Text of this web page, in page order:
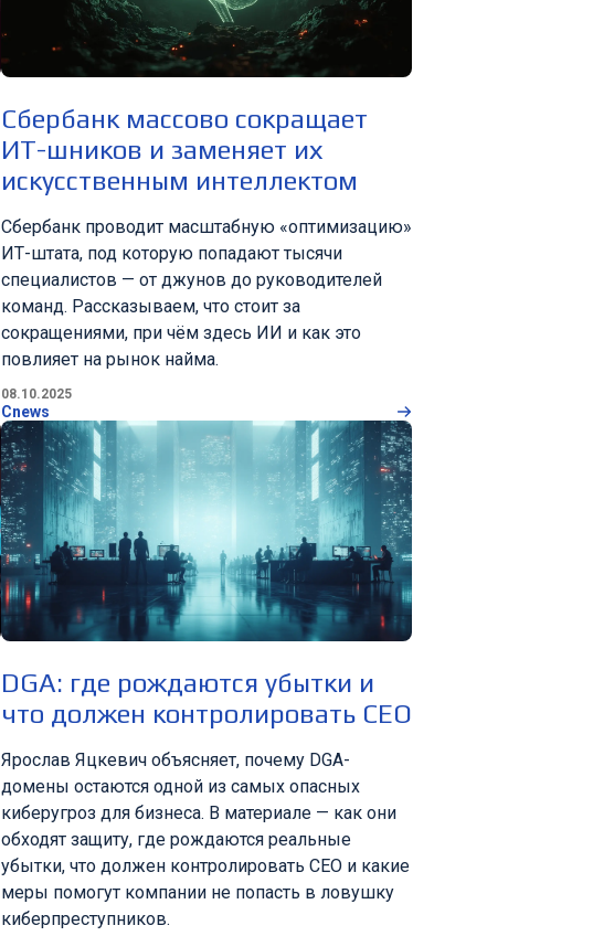
Сбербанк массово сокращает
ИТ-шников и заменяет их
искусственным интеллектом
Сбербанк проводит масштабную «оптимизацию»
ИТ-штата, под которую попадают тысячи
специалистов — от джунов до руководителей
команд. Рассказываем, что стоит за
сокращениями, при чём здесь ИИ и как это
повлияет на рынок найма.
08.10.2025
Cnews
DGA: где рождаются убытки и
что должен контролировать CEO
Ярослав Яцкевич объясняет, почему DGA-
домены остаются одной из самых опасных
киберугроз для бизнеса. В материале — как они
обходят защиту, где рождаются реальные
убытки, что должен контролировать CEO и какие
меры помогут компании не попасть в ловушку
киберпреступников.